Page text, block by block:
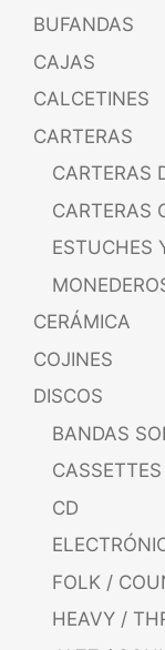
BUFANDAS
CAJAS
CALCETINES
CARTERAS
CARTERAS
CARTERAS
ESTUCHES
CERÁMICA
COJINES
DISCOS
BANDAS
CASSETTES
CD
FOLK /
HEAVY /